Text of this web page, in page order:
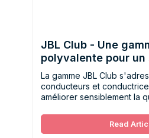
JBL Club - Une
polyvalente pour un
clair
La gamme JBL Club
conducteurs et
améliorer sensiblement la
dans un système haut de
Read